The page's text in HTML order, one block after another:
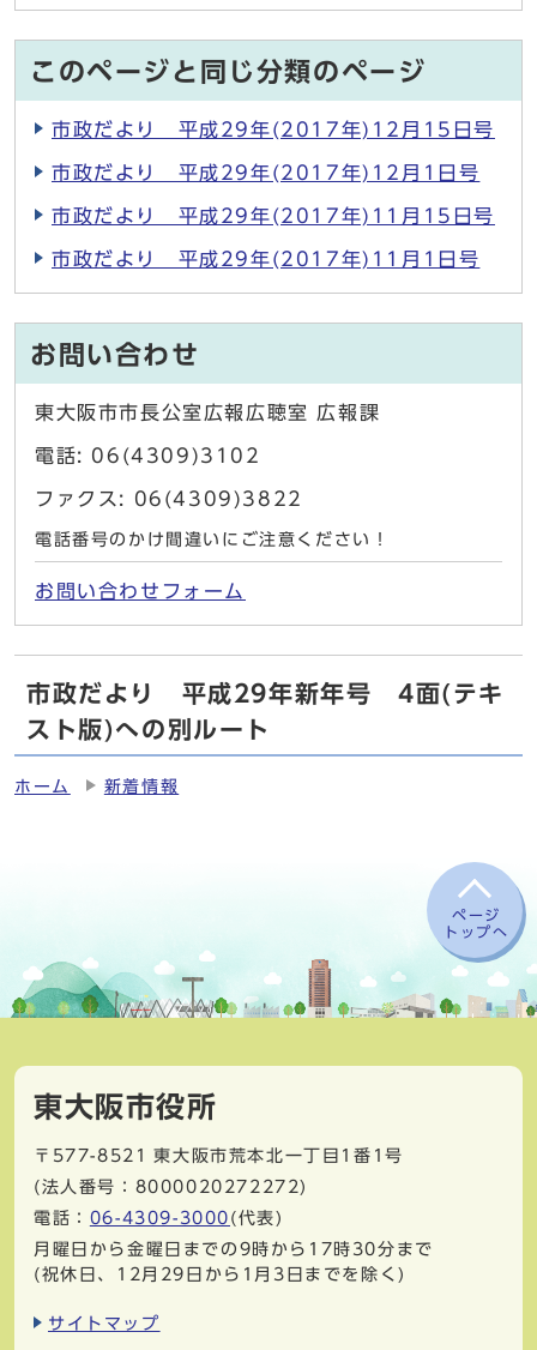
このページと同じ分類のページ
市政だより 平成29年(2017年)12月15日号
市政だより 平成29年(2017年)12月1日号
市政だより 平成29年(2017年)11月15日号
市政だより 平成29年(2017年)11月1日号
お問い合わせ
東大阪市市長公室広報広聴室 広報課
電話: 06(4309)3102
ファクス: 06(4309)3822
電話番号のかけ間違いにご注意ください！
お問い合わせフォーム
市政だより 平成29年新年号 4面(テキ
スト版)への別ルート
ホーム 新着情報
ページ
トップへ
東大阪市役所
〒577-8521
東大阪市荒本北一丁目1番1号
(法人番号：8000020272272)
電話： 06-4309-3000 (代表)
月曜日から金曜日までの9時から17時30分まで
(祝休日、12月29日から1月3日までを除く)
サイトマップ